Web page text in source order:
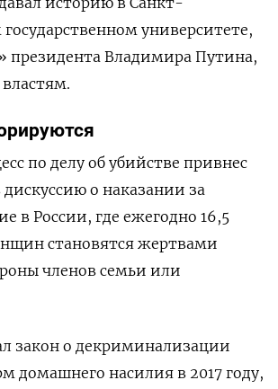
университете,
президента Владимира Путина,
по делу об убийстве привнес
дискуссию о наказании за
в России, где ежегодно 16,5
становятся жертвами
членов семьи или
закон о декриминализации
домашнего насилия в 2017 году,